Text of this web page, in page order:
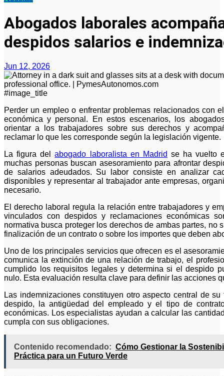
Abogados laborales
despidos salarios e
Jun 12, 2026
#image_title
Perder un empleo o enfrentar problemas relacionados con el cobro del salario puede generar incertidumbre
económica y personal. En estos escenarios, los
orientar a los trabajadores sobre sus derechos y
reclamar lo que les corresponde según la legislación vigente.
La figura delabogado laboralista en Madrid se ha vuelto
muchas personas buscan asesoramiento para afrontar
de salarios adeudados. Su labor consiste en analizar
disponibles y representar al trabajador ante empresas,
necesario.
El derecho laboral regula la relación entre trabajadores y
vinculados con despidos y reclamaciones económicas
normativa busca proteger los derechos de ambas partes,
finalización de un contrato o sobre los importes que deben
Uno de los principales servicios que ofrecen es el
comunica la extinción de una relación de trabajo, el
cumplido los requisitos legales y determina si el despido
nulo. Esta evaluación resulta clave para definir las acciones
Las indemnizaciones constituyen otro aspecto central de
despido, la antigüedad del empleado y el tipo de
económicas. Los especialistas ayudan a calcular las
cumpla con sus obligaciones.
Contenido recomendado: Cómo Gestionar la
Práctica para un Futuro Verde